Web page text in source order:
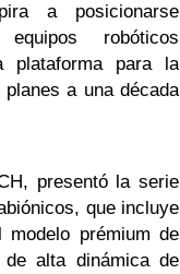
a posicionarse
robóticos
plataforma para la
a una década
presentó la serie
que incluye
prémium de
alta dinámica de